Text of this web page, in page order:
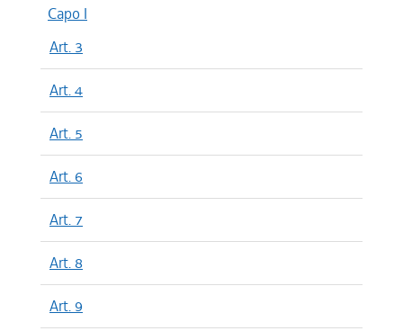
Capo I
Art. 3
Art. 4
Art. 5
Art. 6
Art. 7
Art. 8
Art. 9